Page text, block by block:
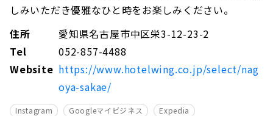
しみいただき優雅なひと時をお楽しみください。
住所
愛知県名古屋市中区栄3-12-23-2
Tel
052-857-4488
Website https://www.hotelwing.co.jp/select/nag
oya-sakae/
Instagram Googleマイビジネス
Expedia